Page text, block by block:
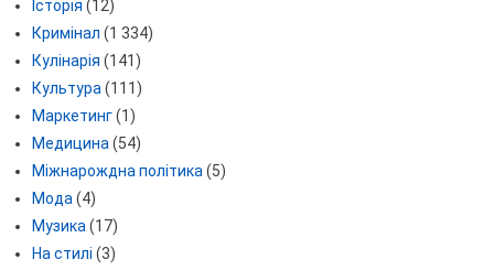
Історія (12)
Кримінал (1 334)
Кулінарія (141)
Культура (111)
Маркетинг(1)
Медицина (54)
Міжнарождна політика (5)
Мода (4)
Музика (17)
На стилі (3)